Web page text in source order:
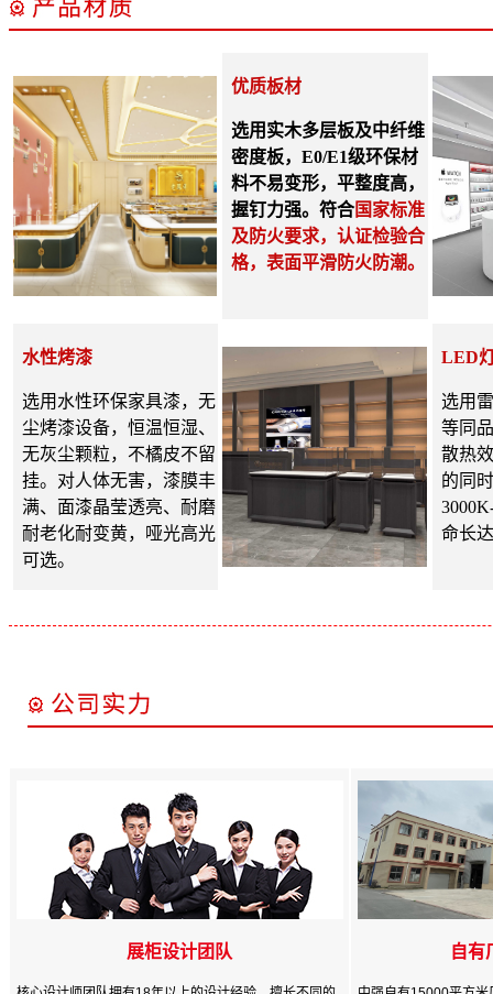
优质板材
选用实木多层板及中纤维
密度板，E0/E1级环保材
料不易变形，平整度高，
握钉力强。符合国家标准
及防火要求，认证检验合
格，表面平滑防火防潮。
水性烤漆
选用水性环保家具漆，无
尘烤漆设备，恒温恒湿、
无灰尘颗粒，不橘皮不留
挂。对人体无害，漆膜丰
满、面漆晶莹透亮、耐磨
耐老化耐变黄，哑光高光
可选。
LED
选用
等同
散热
的 同
命长
展柜设计团队 自有